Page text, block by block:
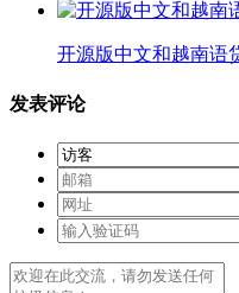
开源版中文和越南语
发表评论